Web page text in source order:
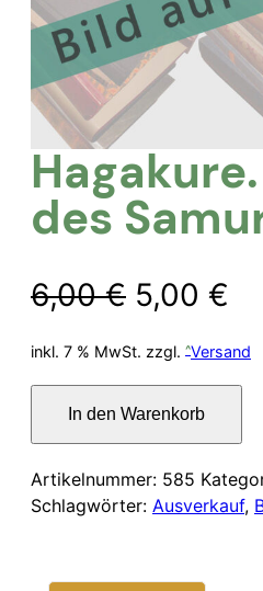
des
6,00€
Preis
war:
6,00 €
5,00 €
ist:
inkl. 7 % MwSt. zzgl. Versand
Weg
des
Samurai
In den Warenkorb
Artikelnummer: 585
Schlagwörter: Ausverkauf,